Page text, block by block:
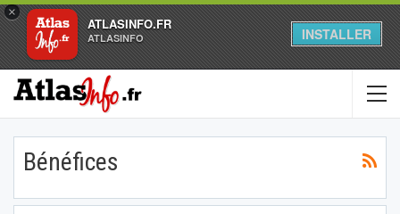
×
ATLASINFO.FR
ATLASINFO INSTALLER
Bénéfices